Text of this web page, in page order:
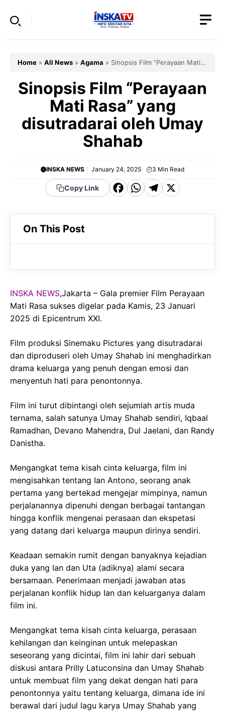
Home » All News » Agama » Sinopsis Film “Perayaan Mati
Sinopsis Film “Perayaan
Mati Rasa” yang
disutradarai oleh Umay
Shahab
INSKA NEWS January 24, 2025 3 Min Read
Copy Link
F
c
o
o
k
W
a
A
p
T
e
a
m
X
On This Post
INSKA NEWS,Jakarta – Gala premier Film Perayaan
Mati Rasa sukses digelar pada Kamis, 23 Januari
2025 di Epicentrum XXI.
Film produksi Sinemaku Pictures yang disutradarai
dan diproduseri oleh Umay Shahab ini menghadirkan
drama keluarga yang penuh dengan emosi dan
menyentuh hati para penontonnya.
Film ini turut dibintangi oleh sejumlah artis muda
ternama, salah satunya Umay Shahab sendiri, Iqbaal
Ramadhan, Devano Mahendra, Dul Jaelani, dan Randy
Danistha.
Mengangkat tema kisah cinta keluarga, film ini
mengisahkan tentang Ian Antono, seorang anak
pertama yang bertekad mengejar mimpinya, namun
perjalanannya dipenuhi dengan berbagai tantangan
hingga konflik mengenai perasaan dan ekspetasi
yang datang dari keluarga maupun dirinya sendiri.
Keadaan semakin rumit dengan banyaknya kejadian
duka yang Ian dan Uta (adiknya) alami secara
bersamaan. Penerimaan menjadi jawaban atas
perjalanan konflik hidup Ian dan keluarganya dalam
film ini.
Mengangkat tema kisah cinta keluarga, perasaan
kehilangan dan keinginan untuk melepaskan
seseorang yang dicintai, film ini lahir dari sebuah
diskusi antara Prilly Latuconsina dan Umay Shahab
untuk membuat film yang dekat dengan hati para
penontonnya yaitu tentang keluarga, dimana ide ini
berawal dari judul lagu karya Umay Shahab yang